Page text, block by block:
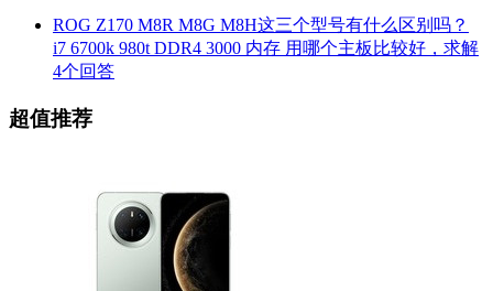
ROG Z170 M8R M8G M8H这三个型号有什么区别吗？
i7 6700k 980t DDR4 3000 内存 用哪个主板比较好，求解
4个回答
超值推荐